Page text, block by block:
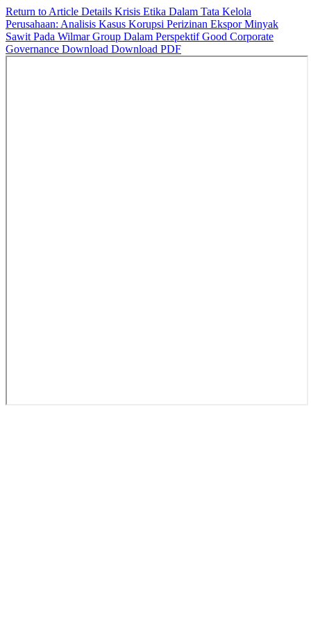
Return to Article Details Krisis Etika Dalam Tata Kelola
Perusahaan: Analisis Kasus Korupsi Perizinan Ekspor Minyak
Sawit Pada Wilmar Group Dalam Perspektif Good Corporate
Governance Download Download PDF